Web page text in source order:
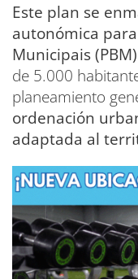
Este plan se
autonómica
Municipais (PBM)
de 5.000
planeamiento
ordenación
adaptada al